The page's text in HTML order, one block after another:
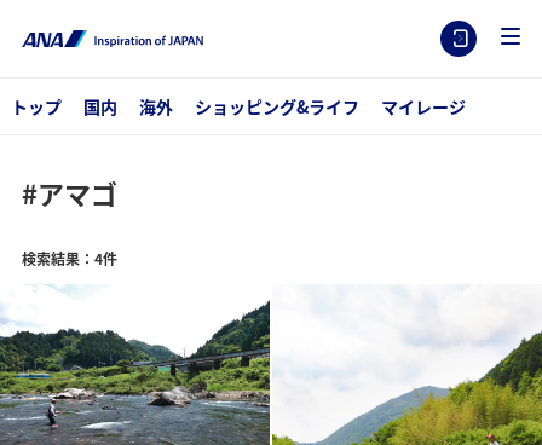
トップ 国内 海外 ショッピング&ライフ マイレージ
#アマゴ
検索結果：4件